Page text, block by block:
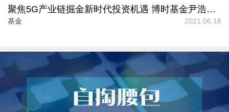
聚焦5G产业链掘金新时代投资机遇 博时基金尹浩新基开启认购
基金 2021.06.18